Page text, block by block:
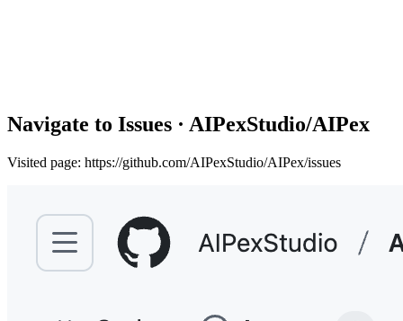
Navigate to Issues · AIPexStudio/AIPex
Visited page: https://github.com/AIPexStudio/AIPex/issues